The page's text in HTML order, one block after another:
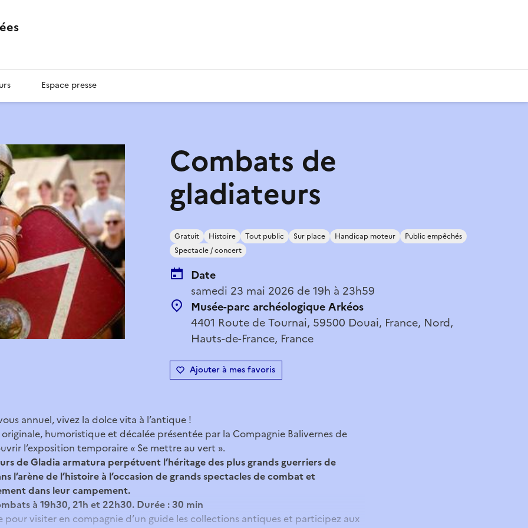
Espace presse
Combats de
gladiateurs
Gratuit Histoire Tout public Sur place Handicap moteur
Public empêchés
Spectacle / concert
Date
samedi 23 mai 2026 de 19h à 23h59
Musée-parc archéologique Arkéos
4401 Route de Tournai, 59500 Douai, France, Nord,
Hauts-de-France, France
Ajouter à mes favoris
annuel, vivez la dolce vita à l’antique !
humoristique et décalée présentée par la Compagnie Balivernes de
l’exposition temporaire « Se mettre au vert ».
de Gladia armatura perpétuent l’héritage des plus grands guerriers de
l’arène de l’histoire à l’occasion de grands spectacles de combat et
dans leur campement.
à 19h30, 21h et 22h30. Durée : 30 min
pour visiter en compagnie d’un guide les collections antiques et participez aux